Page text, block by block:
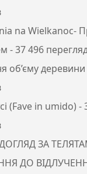
na Wielkanoc-
- 37 496
об’єму деревини
(Fave in umido) -
ЗА
ДО